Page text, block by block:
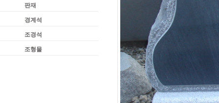
판재
경계석
조경석
조형물